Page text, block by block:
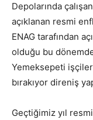
Depolarında
açıklanan resmi
ENAG tarafından
olduğu bu
Yemeksepeti
bırakıyor direniş
Geçtiğimiz yıl